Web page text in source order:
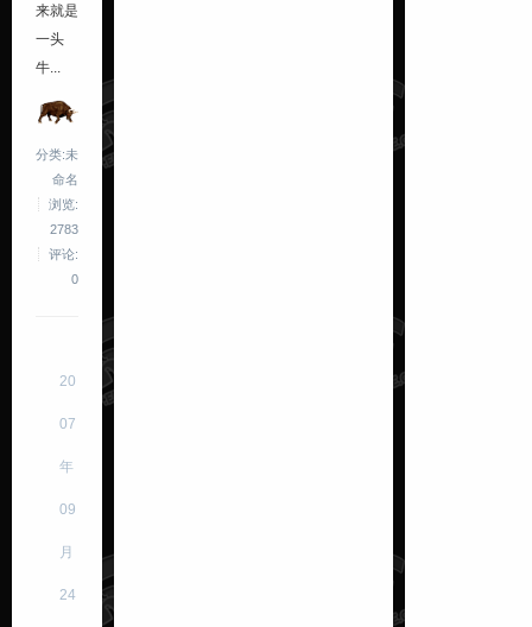
来就是
一头
牛...
分类:未
命名
浏览:
2783
评论:
0
20
07
年
09
月
24